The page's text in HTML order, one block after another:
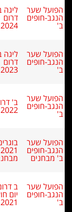
שער
חופים
ליגה ב'
דרום
שער
חופים
ליגה ב'
דרום
שער
חופים ב' דרום
2022
שער
חופים
בוגרים
2021
מבחנים
שער
חופים
ב דרום
יום חול